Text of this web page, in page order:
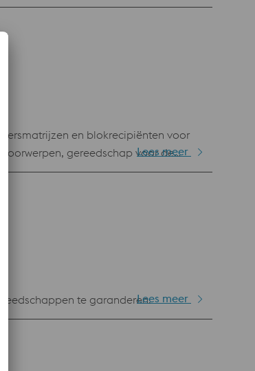
voor mallen,
en blokrecipiënten voor
gereedschap voor de
voor mallen,
Lees meer
te garanderen.Lees meer